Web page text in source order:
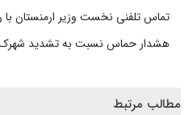
تماس تلفنی نخست وزیر ارمنستان با
هشدار حماس نسبت به تشدید
مطالب مرتبط